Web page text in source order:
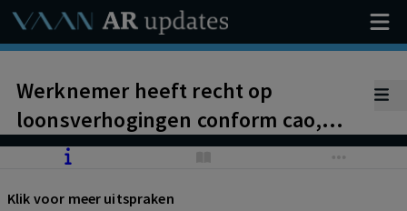
Werknemer heeft recht op
loonsverhogingen conform cao,
ondanks contractuele afspraken.
Klik voor meer uitspraken